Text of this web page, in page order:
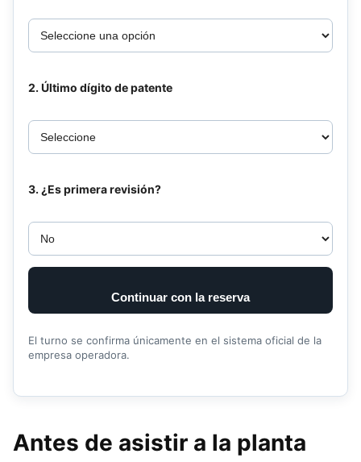
2. Último dígito de patente
3. ¿Es primera revisión?
Continuar con la reserva
El turno se confirma únicamente en el sistema oficial de la
empresa operadora.
Antes de asistir a la planta